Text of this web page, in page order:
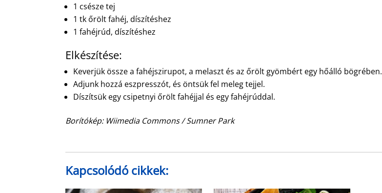
1 csésze tej
1 tk őrölt fahéj, díszítéshez
1 fahéjrúd, díszítéshez
Elkészítése:
Keverjük össze a fahéjszirupot, a melaszt és az őrölt gyömbért egy hőálló bögrében.
Adjunk hozzá eszpresszót, és öntsük fel meleg tejjel.
Díszítsük egy csipetnyi őrölt fahéjjal és egy fahéjrúddal.
Borítókép: Wiimedia Commons / Sumner Park
Kapcsolódó cikkek: